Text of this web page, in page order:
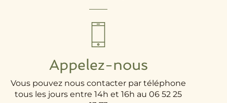
Appelez-nous
Vous pouvez nous contacter par téléphone
tous les jours entre 14h et 16h au 06 52 25